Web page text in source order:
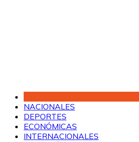
NACIONALES
DEPORTES
ECONÓMICAS
INTERNACIONALES